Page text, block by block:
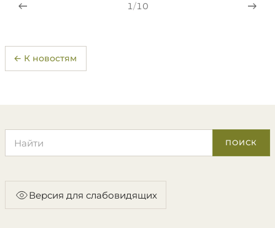
1/10
← К новостям
ПОИСК
Версия для слабовидящих